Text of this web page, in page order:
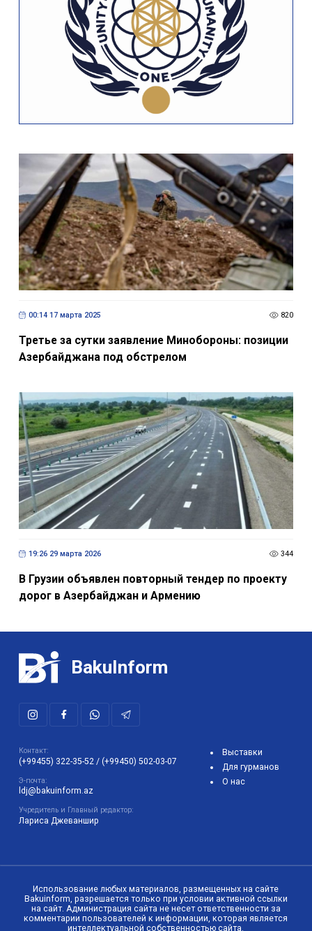
00:14 17 марта 2025 820
Третье за сутки заявление Минобороны: позиции
Азербайджана под обстрелом
19:26 29 марта 2026 344
В Грузии объявлен повторный тендер по проекту
дорог в Азербайджан и Армению
BakuInform
Контакт:
(+99455) 322-35-52 / (+99450) 502-03-07
Э-почта:
ldj@bakuinform.az
Учредитель и Главный редактор:
Лариса Джеваншир
Выставки
Для гурманов
О нас
Использование любых материалов, размещенных на сайте
Bakuinform, разрешается только при условии активной ссылки
на сайт. Администрация сайта не несет ответственности за
комментарии пользователей к информации, которая является
интеллектуальной собственностью сайта.